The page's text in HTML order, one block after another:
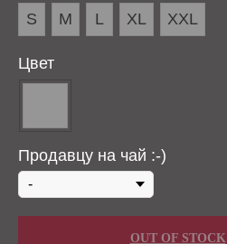
S
M L XL XXL
Цвет
Продавцу на чай :-)
OUT OF STOCK